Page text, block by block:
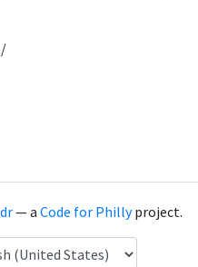
— a Code for Phillyproject.